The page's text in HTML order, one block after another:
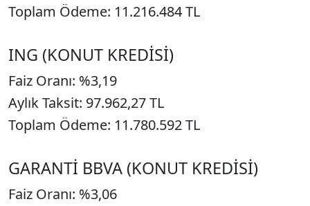
Toplam Ödeme: 11.216.484 TL
ING (KONUT KREDİSİ)
Faiz Oranı: %3,19
Aylık Taksit: 97.962,27 TL
Toplam Ödeme: 11.780.592 TL
GARANTİ BBVA (KONUT KREDİSİ)
Faiz Oranı: %3,06